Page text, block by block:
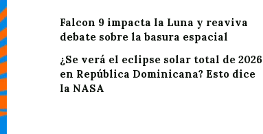
Falcon 9 impacta la Luna y reaviva
debate sobre la basura espacial
¿Se verá el eclipse solar total de 2026
en República Dominicana? Esto dice
la NASA